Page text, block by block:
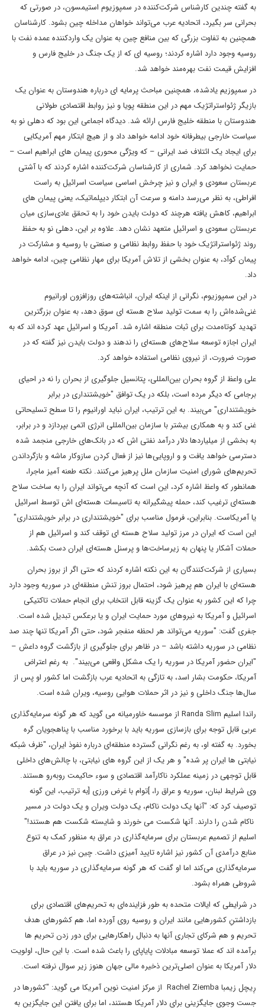
به گفته چندین کارشناس شرکت‌کننده در سمپوزیوم استیمسون، در صورتی که
بحرانی سر بگیرد، اتحادیه عرب می‌تواند خواهان مداخله چین بشود. کارشناسان
همچنین به تفاوت بزرگی که بین منافع چین به عنوان یک واردکننده عمده نفت با
روسیه وجود دارد اشاره کردند؛ روسیه ای که از یک جنگ در خلیج فارس و
افزایش قیمت نفت بهره‌مند خواهد شد.
در سمپوزیم یادشده، همچنین مباحث پرمایه ای درباره هندوستان به عنوان یک
بازیگر ژئواستراتژیک مهم در این منطقه پویا و نیز روابط اقتصادی طولانی
هندوستان با منطقه خلیج فارس ارائه شد. دیدگاه اجماعی این بود که دهلی نو به
سیاست خارجی بیطرفانه خود ادامه خواهد داد و از هیچ ابتکار مهم آمریکایی
برای ایجاد یک ائتلاف ضد ایرانی – که ویژگی محوری پیمان های ابراهیم است –
حمایت نخواهد کرد. شماری از کارشناسان شرکت‌کننده اشاره کردند که با آشتی
عربستان سعودی و ایران و نیز چرخش اساسی سیاست اسرائیل به راست
افراطی، به نظر می‌رسد دامنه و سرعت آن ابتکار دیپلماتیک، یعنی پیمان های
ابراهیم، کاهش یافته هرچند که دولت بایدن خود را به تحقق عادی‌سازی میان
عربستان سعودی و اسرائیل متعهد نشان دهد. علاوه بر این، دهلی نو به حفظ
روند ژئواستراتژیک خود با حفظ روابط نظامی و صنعتی با روسیه و مشارکت در
پیمان کوآد، به عنوان بخشی از تلاش آمریکا برای مهار نظامی چین، ادامه خواهد
داد.
در این سمپوزیوم، نگرانی از اینکه ایران، انباشته‌های روزافزون اورانیوم
غنی‌شده‌اش را به سمت تولید سلاح هسته ای سوق دهد، به عنوان بزرگترین
تهدید کوتاه‌مدت برای ثبات منطقه اشاره شد. آمریکا و اسرائیل عهد کرده اند که به
ایران اجازه توسعه سلاح‌های هسته‌ای را ندهند و دولت بایدن نیز گفته که در
صورت ضرورت، از نیروی نظامی استفاده خواهد کرد.
علی واعظ از گروه بحران بین‌المللی، پتانسیل جلوگیری از بحران را نه در احیای
برجامی که دیگر مرده‌ است، بلکه در یک توافق "خویشتنداری در برابر
خویشتنداری" می‌بیند. به این ترتیب، ایران نباید اورانیوم را تا سطح تسلیحاتی
غنی‌ کند و به همکاری بیشتر با سازمان بین‌المللی انرژی اتمی بپردازد و در برابر،
به بخشی از میلیاردها دلار درآمد نفتی اش که در بانک‌های خارجی منجمد شده
دسترسی خواهد یافت و و اروپایی‌ها نیز از فعال کردن سازوکار ماشه و بازگرداندن
تحریم‌های شورای امنیت سازمان ملل پرهیز می‌کنند. نکته طعنه آمیز ماجرا،
همانطور که واعظ اشاره کرد، این است که آنچه می‌تواند ایران را به ساخت سلاح
هسته‌ای ترغیب کند، حمله پیشگیرانه به تاسیسات هسته‌ای اش توسط اسرائیل
یا آمریکاست. بنابراین، فرمول مناسب برای "خویشتنداری در برابر خویشتنداری"
این است که ایران در مرز تولید سلاح هسته ای توقف کند و اسرائیل هم از
حملات آشکار یا پنهان به زیرساخت‌ها و پرسنل هسته‌ای ایران دست بکشد.
بسیاری از شرکت‌کنندگان به این نکته اشاره کردند که حتی اگر از بروز بحران
هسته‌ای با ایران هم پرهیز شود، احتمال بروز تنش منطقه‌ای در سوریه وجود دارد
چرا که این کشور به عنوان یک گزینه قابل انتخاب برای انجام حملات تاکتیکی
اسرائیل و آمریکا به نیروهای مورد حمایت ایران و یا برعکس تبدیل شده است.
جفری گفت: "سوریه می‌تواند هر لحظه منفجر شود، حتی اگر آمریکا تنها چند صد
نظامی در سوریه داشته باشد – در ظاهر برای جلوگیری از بازگشت گروه داعش –
"ایران حضور آمریکا در سوریه را یک مشکل واقعی می‌بیند". به رغم اعتراض
آمریکا، حکومت بشار اسد، به تازگی به اتحادیه عرب بازگشت اما کشور او پس از
سال‌ها جنگ داخلی و نیز در اثر حملات هوایی روسیه، ویران شده است.
راندا اسلیم Randa Slim از موسسه خاورمیانه می گوید که هر گونه سرمایه‌گذاری
عربی قابل توجه برای بازسازی سوریه باید با برخورد مناسب با پناهجویان گره
بخورد. به گفته او، به رغم نگرانی گسترده منطقه‌ای درباره نفوذ ایران، "ظرف شبکه
نیابتی ها ایران پر شده" و هر یک از این گروه های نیابتی، با چالش‌های داخلی
قابل توجهی در زمینه عملکرد ناکارآمد اقتصادی و سوء حاکیمت روبه‌رو هستند.
وی شرایط لبنان، سوریه و عراق را، ]توام با غرض ورزی [به ترتیب، این گونه
توصیف کرد که: "آنها یک دولت ناکام، یک دولت ویران و یک دولت در مسیر
ناکام شدن را دارند. آنها شکست می خورند و شایسته شکست هم هستند!"
اسلیم از تصمیم عربستان برای سرمایه‌گذاری در عراق به منظور کمک به تنوع
منابع درآمدی آن کشور نیز اشاره تایید آمیزی داشت. چین نیز در عراق
سرمایه‌گذاری می‌کند اما او گفت که هر گونه سرمایه‌گذاری در سوریه باید با
شروطی همراه بشود.
در شرایطی که ایالات متحده به طور فزاینده‌ای به تحریم‌های اقتصادی برای
بازداشتنِ کشورهایی مانند ایران و روسیه روی آورده‌ اما، هم کشورهای هدف
تحریم و هم شرکای تجاری آنها به دنبال راهکارهایی برای دور زدن تحریم ها
برآمده اند که عملا توسعه مبادلات پایاپای را باعث شده ‌است. با این حال، اولویت
دلار آمریکا به عنوان اصلی‌ترین ذخیره مالی جهان هنوز زیر سوال نرفته است.
رِیچل زیمبا Rachel Ziemba از مرکز امنیت نوین آمریکا می گوید: "کشورها در
جست وجوی جایگزینی برای دلار آمریکا هستند، اما برای یافتن این جایگزین به